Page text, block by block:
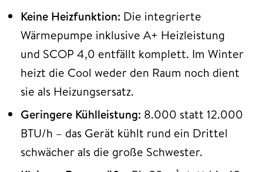
Keine Heizfunktion: Die integrierte
Wärmepumpe inklusive A+ Heizleistung
und SCOP 4,0 entfällt komplett. Im Winter
heizt die Cool weder den Raum noch dient
sie als Heizungsersatz.
Geringere Kühlleistung: 8.000 statt 12.000
BTU/h – das Gerät kühlt rund ein Drittel
schwächer als die große Schwester.